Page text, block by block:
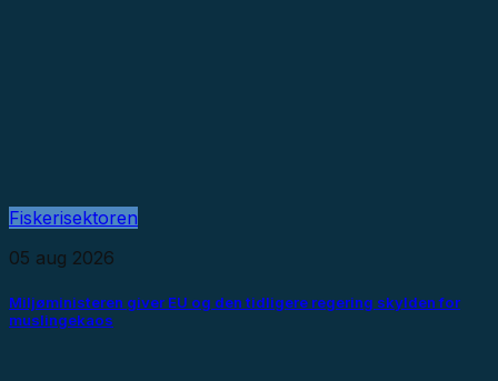
Fiskerisektoren
05 aug 2026
Miljøministeren giver EU og den tidligere regering skylden for
muslingekaos